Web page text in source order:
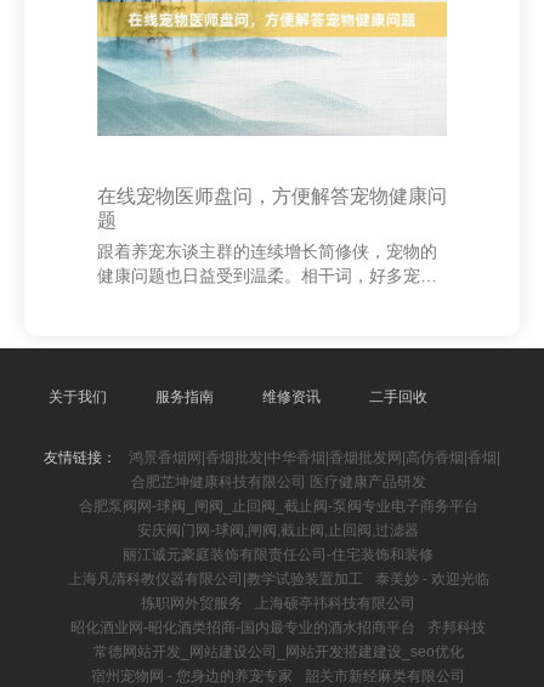
尽者的购买空想。 此外，开采会员体系和客户
关连解决，提高客户由衷度。依期推送优惠信
息、诞辰礼包
在线宠物医师盘问，方便解答宠物健康问
题
跟着养宠东谈主群的连续增长简修侠，宠物的
健康问题也日益受到温柔。相干词，好多宠物
业绩应时而生，为宽阔众庭带来方便、高效的
时候，让宠物主东谈主梗概随处随时与专科兽
逆、泻肚等常见症状，依然对疫苗接种、养分
搭配等问题有疑问，用户齐不错通过笔墨、语
音或视频的边幅，快速得到专科提倡。 莆田泵
阀网|阀门|离心泵|泵配件|为您提供最专业的资
讯平台 这
关于我们 服务指南 维修资讯 二手回收
友情链接：
鸿景香烟网|香烟批发|中华香烟|香烟批发网|高仿香烟|香烟|
合肥芷坤健康科技有限公司 医疗健康产品研发
合肥泵阀网-球阀_闸阀_止回阀_截止阀-泵阀专业电子商务平台
安庆阀门网-球阀,闸阀,截止阀,止回阀,过滤器
丽江诚元豪庭装饰有限责任公司-住宅装饰和装修
上海凡清科教仪器有限公司|教学试验装置加工
泰美妙 - 欢迎光临
拣职网外贸服务
上海硕亭祎科技有限公司
昭化酒业网-昭化酒类招商-国内最专业的酒水招商平台
齐邦科技
常德网站开发_网站建设公司_网站开发搭建建设_seo优化
宿州宠物网 - 您身边的养宠专家
韶关市新经麻类有限公司